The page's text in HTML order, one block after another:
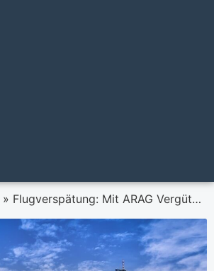
» Flugverspätung: Mit ARAG Vergütung durchsetzen